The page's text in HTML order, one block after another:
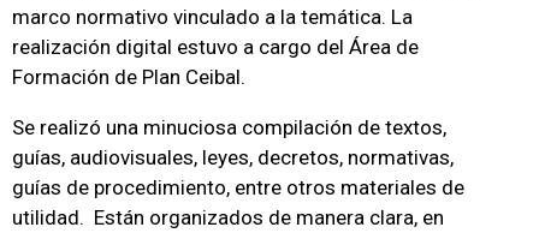
marco normativo vinculado a la temática. La
realización digital estuvo a cargo del Área de
Formación de Plan Ceibal.
Se realizó una minuciosa compilación de textos,
guías, audiovisuales, leyes, decretos, normativas,
guías de procedimiento, entre otros materiales de
utilidad. Están organizados de manera clara, en